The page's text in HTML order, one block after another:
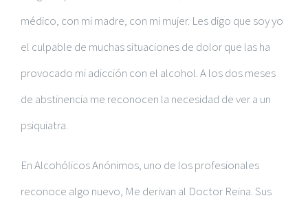
médico, con mi madre, con mi mujer. Les digo que soy yo
el culpable de muchas situaciones de dolor que las ha
provocado mi adicción con el alcohol. A los dos meses
de abstinencia me reconocen la necesidad de ver a un
psiquiatra.
En Alcohólicos Anónimos, uno de los profesionales
reconoce algo nuevo, Me derivan al Doctor Reina. Sus